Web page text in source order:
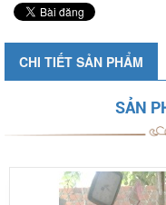
CHI TIẾT SẢN PHẨM
SẢN